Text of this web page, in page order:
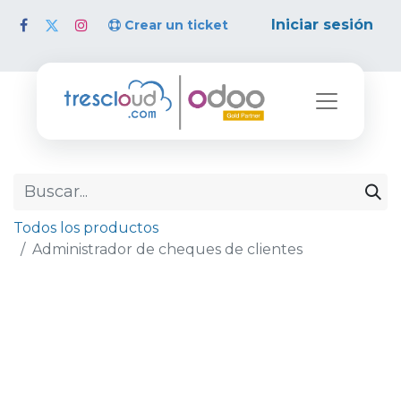
Crear un ticket Iniciar sesión
Todos los productos
Administrador de cheques de clientes